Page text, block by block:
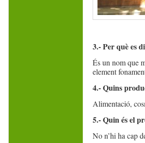
3.- Per què es
És un nom que
element
4.- Quins
Alimentació,
5.- Quin és el
No n’hi ha cap